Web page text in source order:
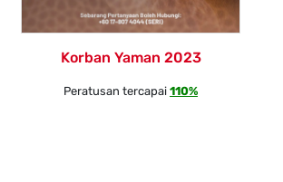
Korban Yaman 2023
Peratusan tercapai110%